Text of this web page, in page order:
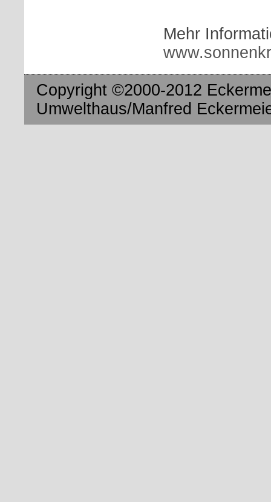
Mehr
Copyright ©2000-2012
Umwelthaus/Manfred